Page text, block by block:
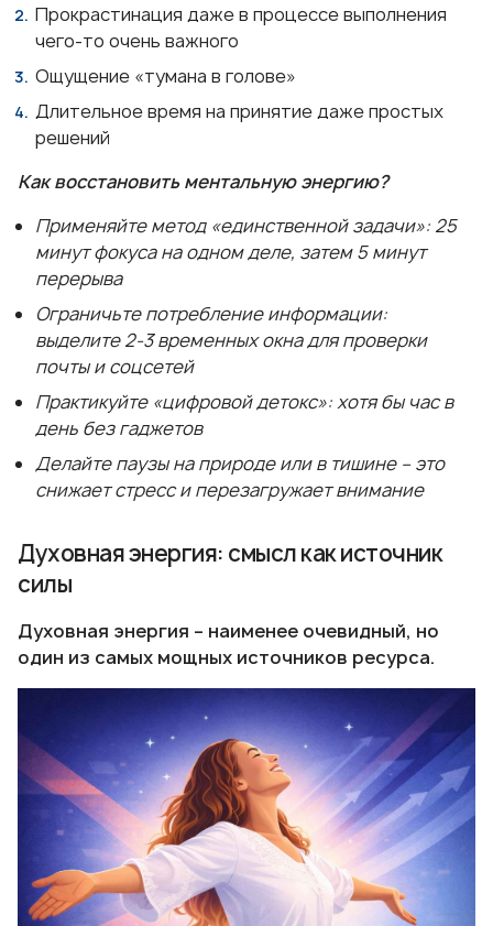
Прокрастинация даже в процессе выполнения
чего-то очень важного
Ощущение «тумана в голове»
Длительное время на принятие даже простых
решений
Как восстановить ментальную энергию?
Применяйте метод «единственной задачи»: 25
минут фокуса на одном деле, затем 5 минут
перерыва
Ограничьте потребление информации:
выделите 2-3 временных окна для проверки
почты и соцсетей
Практикуйте «цифровой детокс»: хотя бы час в
день без гаджетов
Делайте паузы на природе или в тишине – это
снижает стресс и перезагружает внимание
Духовная энергия: смысл как источник
силы
Духовная энергия – наименее очевидный, но
один из самых мощных источников ресурса.